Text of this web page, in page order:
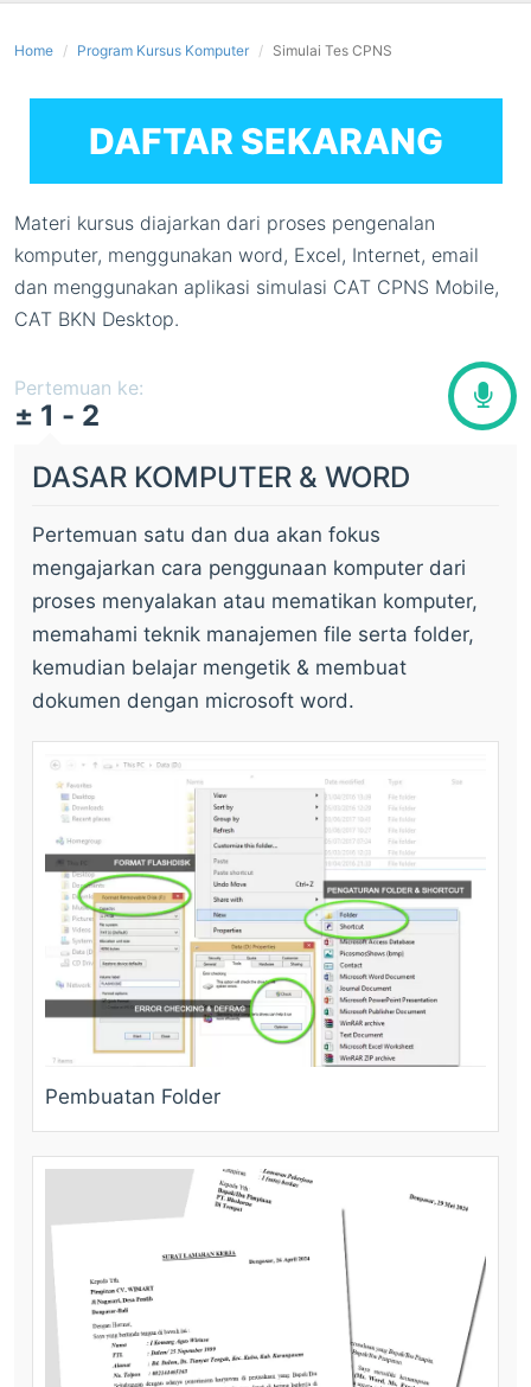
Home Program Kursus Komputer Simulai Tes CPNS
DAFTAR SEKARANG
Materi kursus diajarkan dari proses pengenalan
komputer, menggunakan word, Excel, Internet, email
dan menggunakan aplikasi simulasi CAT CPNS Mobile,
CAT BKN Desktop.
Pertemuan ke:
± 1 - 2
DASAR KOMPUTER & WORD
Pertemuan satu dan dua akan fokus
mengajarkan cara penggunaan komputer dari
proses menyalakan atau mematikan komputer,
memahami teknik manajemen file serta folder,
kemudian belajar mengetik & membuat
dokumen dengan microsoft word.
Pembuatan Folder